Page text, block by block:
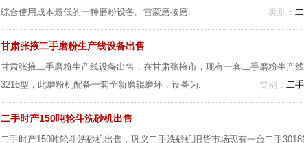
综合使用成本最低的一种磨粉设备。雷蒙磨按磨.
类别：
甘肃张掖二手磨粉生产线设备出售
甘肃张掖二手磨粉生产线设备出售，在甘肃张掖市，现有一套二手磨粉生产
3216型，此磨粉机配备一套全新磨辊磨环，设备为.
类别： 二
二手时产150吨轮斗洗砂机出售
二手时产150吨轮斗洗砂机出售，巩义二手洗砂机旧货市场现有一台二手